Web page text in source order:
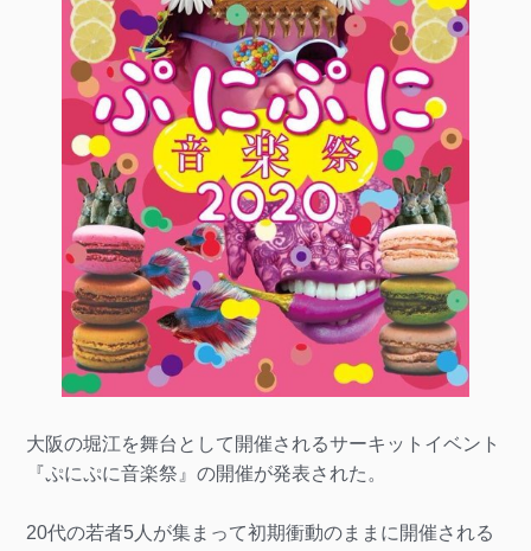
大阪の堀江を舞台として開催されるサーキットイベント
『ぷにぷに音楽祭』の開催が発表された。
20代の若者5人が集まって初期衝動のままに開催される